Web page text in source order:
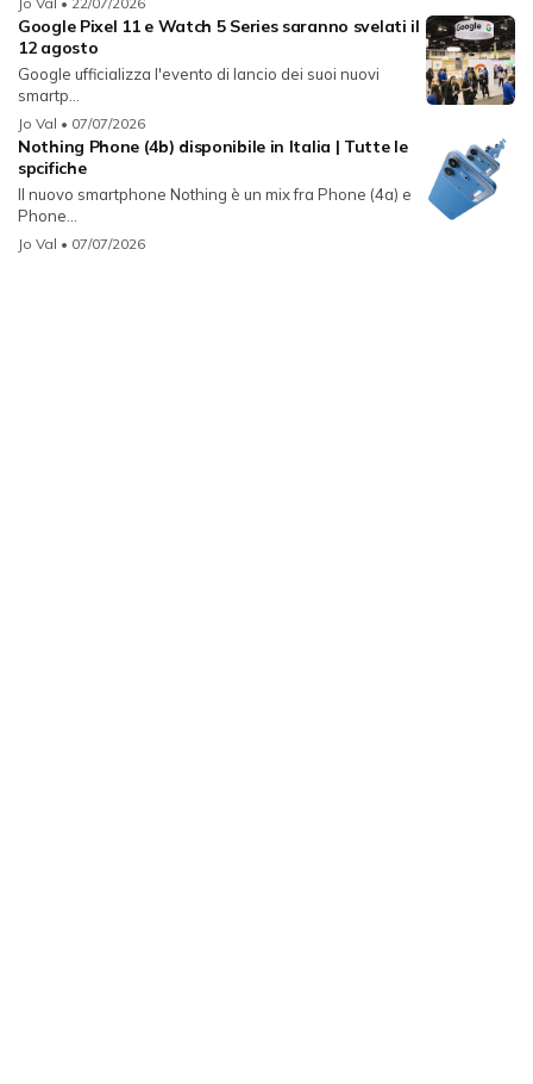
Google Pixel 11 e Watch 5 Series saranno svelati il
12 agosto
Google ufficializza l'evento di lancio dei suoi nuovi
smartp...
Jo Val • 07/07/2026
Nothing Phone (4b) disponibile in Italia | Tutte le
spcifiche
Il nuovo smartphone Nothing è un mix fra Phone (4a) e
Phone...
Jo Val • 07/07/2026